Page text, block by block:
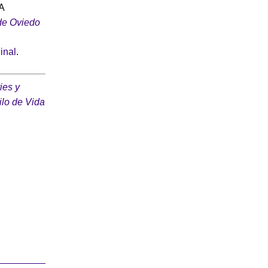
Oviedo
.
y
de Vida